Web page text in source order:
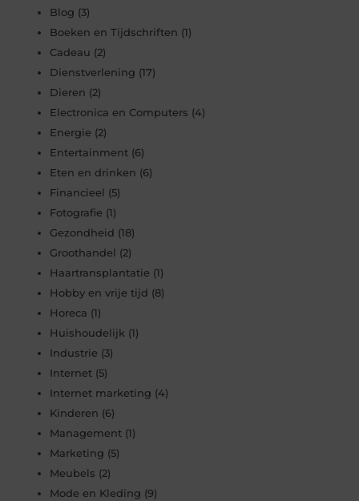
Blog (3)
Boeken en Tijdschriften (1)
Cadeau (2)
Dienstverlening (17)
Dieren (2)
Electronica en Computers (4)
Energie (2)
Entertainment (6)
Eten en drinken (6)
Financieel (5)
Fotografie (1)
Gezondheid (18)
Groothandel (2)
Haartransplantatie (1)
Hobby en vrije tijd (8)
Horeca (1)
Huishoudelijk (1)
Industrie (3)
Internet (5)
Internet marketing (4)
Kinderen (6)
Management (1)
Marketing (5)
Meubels (2)
Mode en Kleding (9)